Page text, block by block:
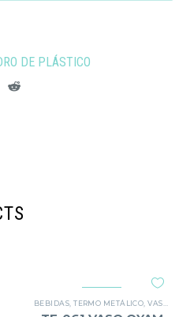
DE PLÁSTICO
BEBIDAS ,TERMO METÁLICO ,VASO METÁLICO